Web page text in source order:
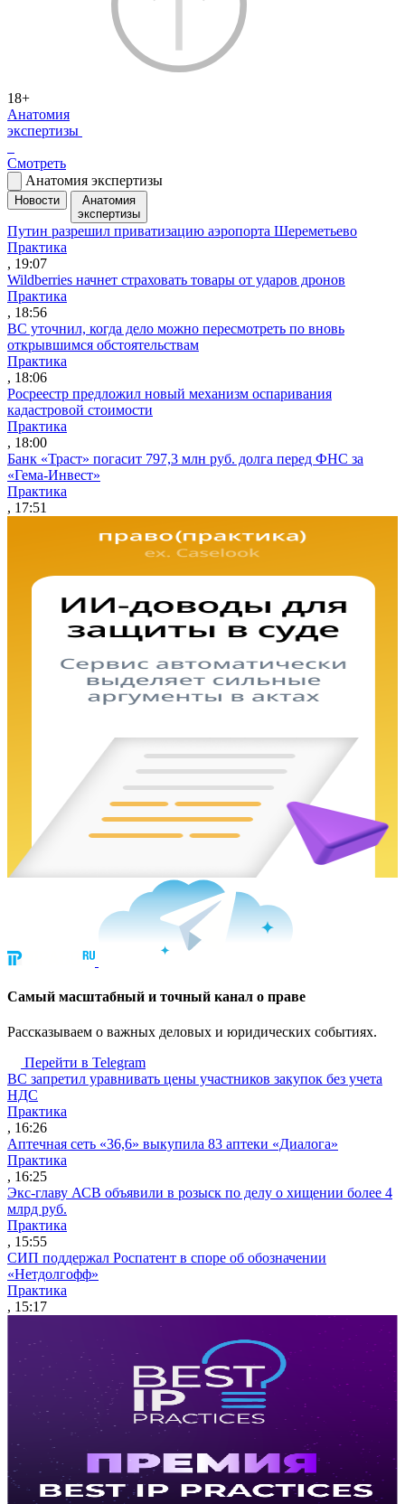
18+
Анатомия
экспертизы
Смотреть
Анатомия экспертизы
Новости
Анатомия
экспертизы
Путин разрешил приватизацию аэропорта Шереметьево
Практика
, 19:07
Wildberries начнет страховать товары от ударов дронов
Практика
, 18:56
ВС уточнил, когда дело можно пересмотреть по вновь
открывшимся обстоятельствам
Практика
, 18:06
Росреестр предложил новый механизм оспаривания
кадастровой стоимости
Практика
, 18:00
Банк «Траст» погасит 797,3 млн руб. долга перед ФНС за
«Гема-Инвест»
Практика
, 17:51
Cамый масштабный и точный канал о праве
Рассказываем о важных деловых и юридических событиях.
Перейти в Telegram
ВС запретил уравнивать цены участников закупок без учета
НДС
Практика
, 16:26
Аптечная сеть «36,6» выкупила 83 аптеки «Диалога»
Практика
, 16:25
Экс-главу АСВ объявили в розыск по делу о хищении более 4
млрд руб.
Практика
, 15:55
СИП поддержал Роспатент в споре об обозначении
«Нетдолгофф»
Практика
, 15:17